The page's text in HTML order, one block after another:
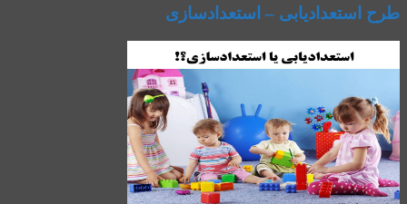
طرح استعدادیابی – استعدادسازی